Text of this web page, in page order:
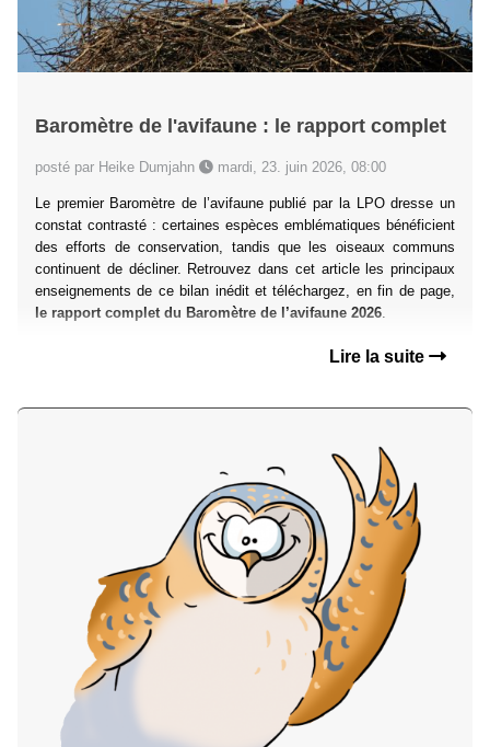
Baromètre de l'avifaune : le rapport complet
posté par Heike Dumjahn mardi, 23. juin 2026, 08:00
Le premier Baromètre de l’avifaune publié par la LPO dresse un
constat contrasté : certaines espèces emblématiques bénéficient
des efforts de conservation, tandis que les oiseaux communs
continuent de décliner. Retrouvez dans cet article les principaux
enseignements de ce bilan inédit et téléchargez, en fin de page,
le rapport complet du Baromètre de l’avifaune 2026
Lire la suite